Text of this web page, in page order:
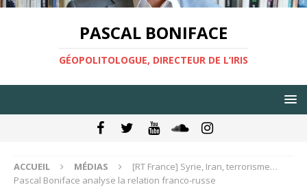
PASCAL BONIFACE
GÉOPOLITOLOGUE, DIRECTEUR DE L’IRIS
ACCUEIL MÉDIAS
[RT France] Syrie, Iran, terrorisme…
Pascal Boniface analyse la relation franco-russe